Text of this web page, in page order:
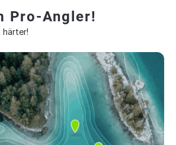
Pro-Angler!
härter!